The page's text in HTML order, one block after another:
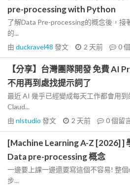
pre-processing with Python
了解Data Pre-processing的概念後，接
的...
由 duckravel48 發文 2 天前 0
【分享】台灣團隊開發 免費 AI
不用再到處找提示詞了
最近 AI 幾乎已經變成每天工作都會用
Claud...
由 nlstudio 發文 2 天前 0個留
[Machine Learning A-Z [2026] ]
Data pre-processing 概念
一邊要上課一邊還要寫這個不容易! 整
步...